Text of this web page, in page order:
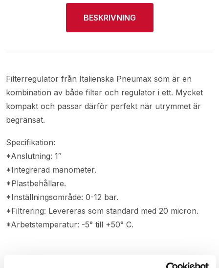
BESKRIVNING
Filterregulator från Italienska Pneumax som är en
kombination av både filter och regulator i ett. Mycket
kompakt och passar därför perfekt när utrymmet är
begränsat.
Specifikation:
*Anslutning: 1″
*Integrerad manometer.
*Plastbehållare.
*Inställningsområde: 0-12 bar.
*Filtrering: Levereras som standard med 20 micron.
*Arbetstemperatur: -5° till +50° C.